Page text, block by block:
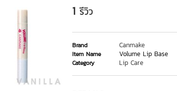
1 รีวิว
Brand Canmake
Item Name Volume Lip Base
Category Lip Care